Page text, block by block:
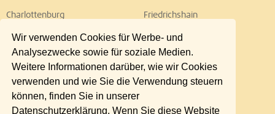
Wir verwenden Cookies für Werbe- und
Analysezwecke sowie für soziale Medien.
Weitere Informationen darüber, wie wir Cookies
verwenden und wie Sie die Verwendung steuern
können, finden Sie in unserer
Datenschutzerklärung. Wenn Sie diese Website
Charlottenburg
Friedrichshain
Lichtenberg
Marzahn
Neukölln
Pankow
Reinickendorf
Schöneberg